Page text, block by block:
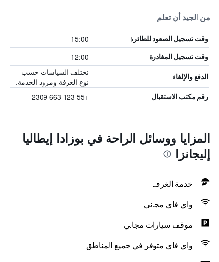
من الجيد أن تعلم
وقت تسجيل الصعود للطائرة 15:00
وقت تسجيل المغادرة 12:00
الدفع والإلغاء
تختلف السياسات حسب
نوع الغرفة ومزود الخدمة.
رقم مكتب الاستقبال +55 123 663 2309
المزايا ووسائل الراحة في بوزادا إيطاليا
إليجانزا
خدمة الغرف
واي فاي مجاني
موقف سيارات مجاني
واي فاي متوفر في جميع المناطق